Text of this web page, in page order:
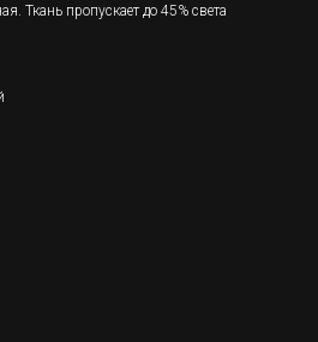
Ткань пропускает до 45% света